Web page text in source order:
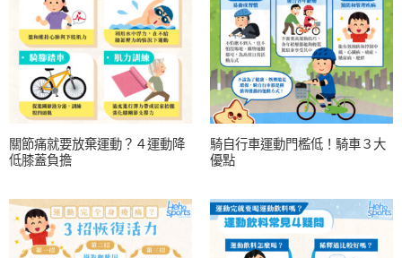
關節痛就要放棄運動？４運動降
低膝蓋負擔
騎自行車運動門檻低！騎車３大
優點